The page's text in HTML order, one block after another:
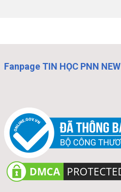
Fanpage TIN HỌC PNN NEW